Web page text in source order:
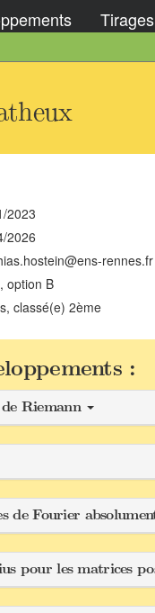
Tirages
2023
2026
rennes.fr
option B
classé(e) 2ème
:
Riemann
de Fourier
pour les matrices